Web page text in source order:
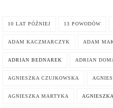
10 LAT PÓŹNIEJ 13 POWODÓW
ADAM KACZMARCZYK ADAM
ADRIAN BEDNAREK ADRIAN
AGNIESZKA CZUJKOWSKA
AGNIESZKA MARTYKA